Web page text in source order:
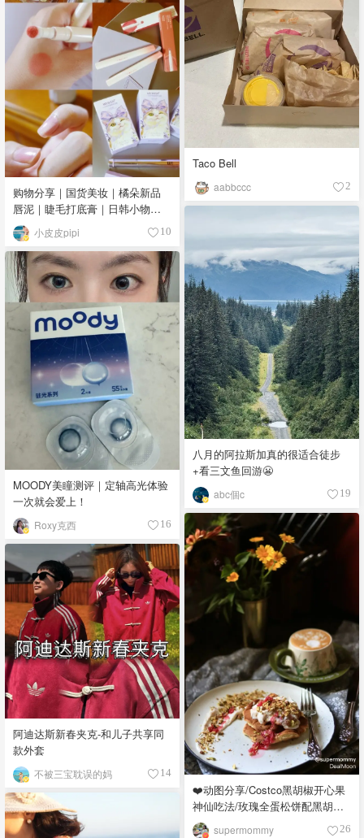
购物分享｜国货美妆｜橘朵新品
唇泥｜睫毛打底膏｜日韩小物｜
眼线笔｜美甲DIY💅
小皮皮pipi 10
Taco Bell
aabbccc 2
八月的阿拉斯加真的很适合徒步
+看三文鱼回游😬
abc個c 19
MOODY美瞳测评｜定轴高光体验
一次就会爱上！
Roxy克西 16
❤️动图分享/Costco黑胡椒开心果
神仙吃法/玫瑰全蛋松饼配黑胡椒
开心果碎太惊艳😍
supermommy 26
阿迪达斯新春夹克-和儿子共享同
款外套
不被三宝耽误的妈 14